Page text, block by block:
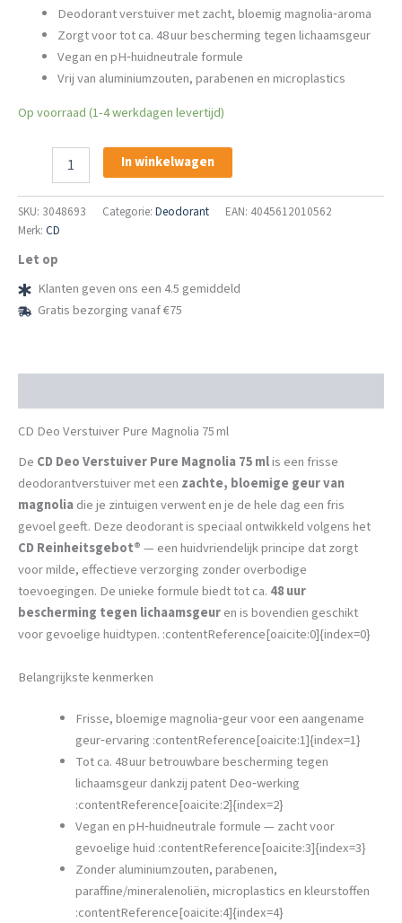
Deodorant verstuiver met zacht, bloemig magnolia‑aroma
Zorgt voor tot ca. 48 uur bescherming tegen lichaamsgeur
Vegan en pH‑huidneutrale formule
Vrij van aluminiumzouten, parabenen en microplastics
Op voorraad (1-4 werkdagen levertijd)
Pure
Magnolia
aantal
In winkelwagen
SKU: 3048693 Categorie: Deodorant
EAN: 4045612010562
Merk: CD
Let op
Klanten geven ons een 4.5 gemiddeld
Gratis bezorging vanaf €75
CD Deo Verstuiver Pure Magnolia 75 ml
De CD Deo Verstuiver Pure Magnolia 75 mlis een frisse
deodorantverstui­ver met een zachte, bloemige geur van
magnoliadie je zintuigen verwent en je de hele dag een fris
gevoel geeft. Deze deodorant is speciaal ontwikkeld volgens het
CD Reinheitsgebot®— een huidvriendelijk principe dat zorgt
voor milde, effectieve verzorging zonder overbodige
toevoegingen. De unieke formule biedt tot ca. 48 uur
bescherming tegen lichaamsgeuren is bovendien geschikt
voor gevoelige huidtypen. :contentReference[oaicite:0]{index=0}
Belangrijkste kenmerken
Frisse, bloemige magnolia‑geur voor een aangename
geur‑ervaring :contentReference[oaicite:1]{index=1}
Tot ca. 48 uur betrouwbare bescherming tegen
lichaamsgeur dankzij patent Deo‑werking
:contentReference[oaicite:2]{index=2}
Vegan en pH‑huidneutrale formule — zacht voor
gevoelige huid :contentReference[oaicite:3]{index=3}
Zonder aluminiumzouten, parabenen,
paraffine/mineralenoliën, microplastics en kleurstoffen
:contentReference[oaicite:4]{index=4}